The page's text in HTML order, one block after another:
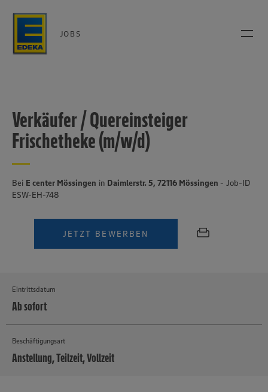
JOBS
Verkäufer / Quereinsteiger
Frischetheke (m/w/d)
Bei E center Mössingen in Daimlerstr. 5, 72116 Mössingen - Job-ID
ESW-EH-748
JETZT BEWERBEN
Eintrittsdatum
Ab sofort
Beschäftigungsart
Anstellung, Teilzeit, Vollzeit